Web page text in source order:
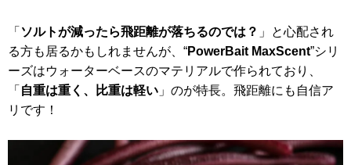
「 ソルトが減ったら飛距離が落ちるのでは？ 」と心配され
る方も居るかもしれませんが、“PowerBait MaxScent”シリ
ーズはウォーターベースのマテリアルで作られており、
「 自重は重く、比重は軽い 」のが特長。飛距離にも自信ア
リです！